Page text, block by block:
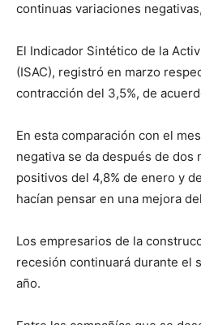
continuas variaciones
El Indicador Sintético de la
(ISAC), registró en marzo
contracción del 3,5%, de
En esta comparación con el
negativa se da después de dos
positivos del 4,8% de enero y
hacían pensar en una mejora
Los empresarios de la
recesión continuará durante el
año.